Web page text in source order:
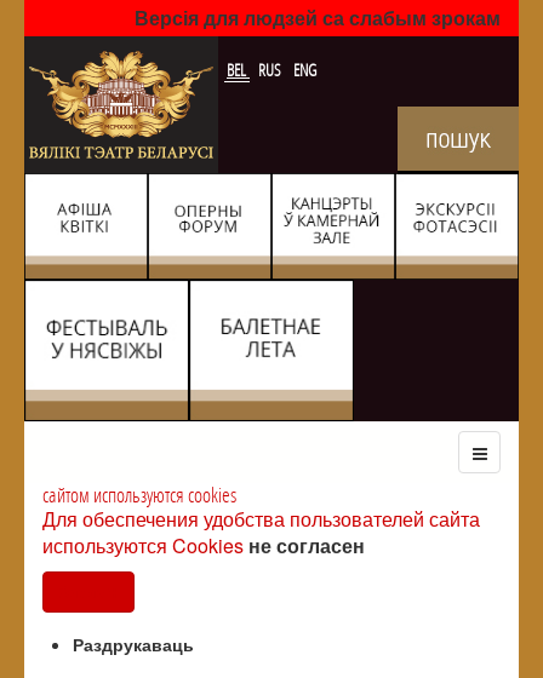
Версія для людзей са слабым зрокам
BEL RUS ENG
сайтом используются cookies
Для обеспечения удобства пользователей сайта
используются Cookies не согласен
Раздрукаваць